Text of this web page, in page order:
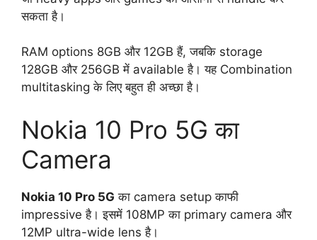
सकता है।
RAM options 8GB और 12GB हैं, जबकि storage
128GB और 256GB में available है। यह Combination
multitasking के लिए बहुत ही अच्छा है।
Nokia 10 Pro 5G का
Camera
Nokia 10 Pro 5G का camera setup काफी
impressive है। इसमें 108MP का primary camera और
12MP ultra-wide lens है।